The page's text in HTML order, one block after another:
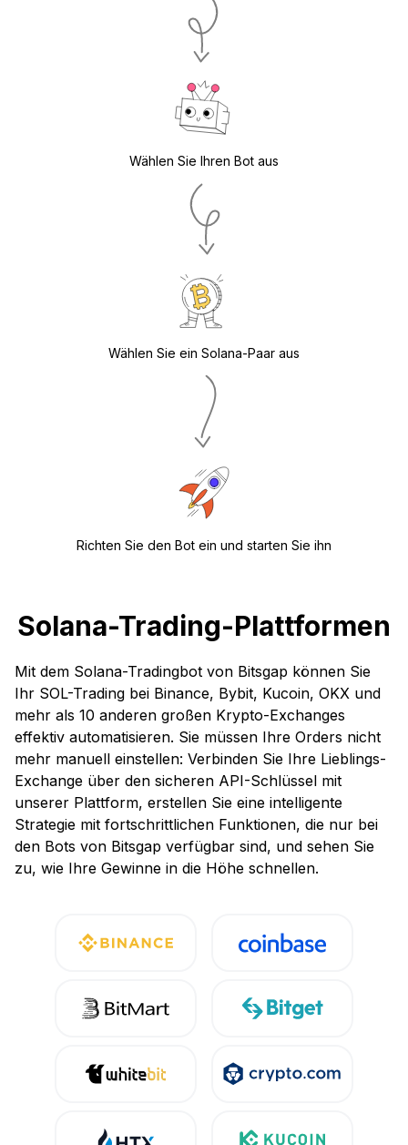
Wählen Sie Ihren Bot aus
Wählen Sie ein Solana-Paar aus
Richten Sie den Bot ein und starten Sie ihn
Solana-Trading-Plattformen
Mit dem Solana-Tradingbot von Bitsgap können Sie
Ihr SOL-Trading bei Binance, Bybit, Kucoin, OKX und
mehr als 10 anderen großen Krypto-Exchanges
effektiv automatisieren. Sie müssen Ihre Orders nicht
mehr manuell einstellen: Verbinden Sie Ihre Lieblings-
Exchange über den sicheren API-Schlüssel mit
unserer Plattform, erstellen Sie eine intelligente
Strategie mit fortschrittlichen Funktionen, die nur bei
den Bots von Bitsgap verfügbar sind, und sehen Sie
zu, wie Ihre Gewinne in die Höhe schnellen.